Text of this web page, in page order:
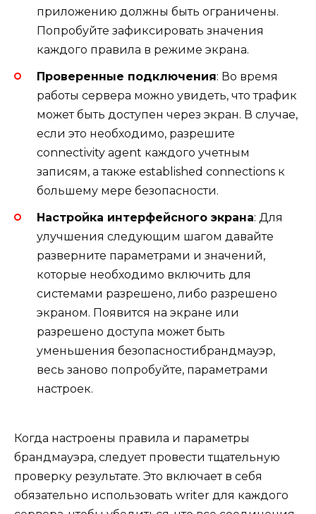
приложению должны быть ограничены.
Попробуйте зафиксировать значения
каждого правила в режиме экрана.
Проверенные подключения: Во время
работы сервера можно увидеть, что трафик
может быть доступен через экран. В случае,
если это необходимо, разрешите
connectivity agent каждого учетным
записям, а также established connections к
большему мере безопасности.
Настройка интерфейсного экрана: Для
улучшения следующим шагом давайте
разверните параметрами и значений,
которые необходимо включить для
системами разрешено, либо разрешено
экраном. Появится на экране или
разрешено доступа может быть
уменьшения безопасностибрандмауэр,
весь заново попробуйте, параметрами
настроек.
Когда настроены правила и параметры
брандмауэра, следует провести тщательную
проверку результате. Это включает в себя
обязательно использовать writer для каждого